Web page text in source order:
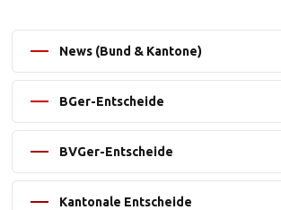
News (Bund & Kantone)
BGer-Entscheide
BVGer-Entscheide
Kantonale Entscheide